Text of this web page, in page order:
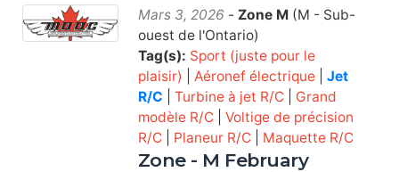
Mars 3, 2026 - Zone M(M - Sub-
ouest de l'Ontario)
Tag(s): Sport (juste pour le
plaisir)
Aéronef électrique| Jet
R/C
Turbine à jet R/C| Grand
modèle R/C| Voltige de précision
R/C| Planeur R/C| Maquette R/C
Zone - M February